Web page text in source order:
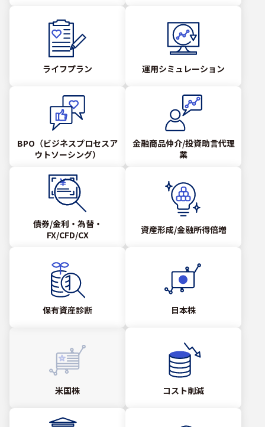
ライフプラン 運用シミュレーション
BPO（ビジネスプロセスア
ウトソーシング）
金融商品仲介/投資助言代理
業
債券/金利・為替・
FX/CFD/CX
資産形成/金融所得倍増
保有資産診断 日本株
米国株 コスト削減